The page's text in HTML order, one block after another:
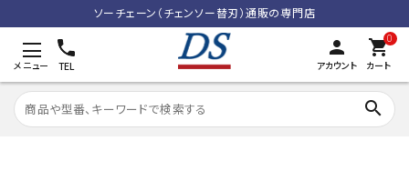
ソーチェーン（チェンソー替刃）通販の専門店
メニュー TEL
person
アカウント
0
shopping_cart
カート
search